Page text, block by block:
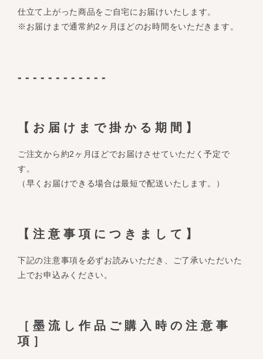
仕立て上がった商品をご自宅にお届けいたします。
※お届けまで通常約2ヶ月ほどのお時間をいただきます。
------------
【お届けまで掛かる期間】
ご注文から約2ヶ月ほどでお届けさせていただく予定で
す。
（早くお届けできる場合は最短で配送いたします。）
【注意事項につきまして】
下記の注意事項を必ずお読みいただき、ご了承いただいた
上でお申込みください。
［墨流し作品ご購入時の注意事
項］